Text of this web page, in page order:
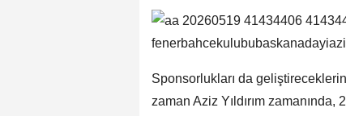
Sponsorlukları da
zaman Aziz Yıldırım